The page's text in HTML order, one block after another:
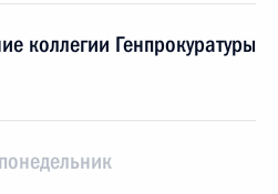
коллегии Генпрокуратуры